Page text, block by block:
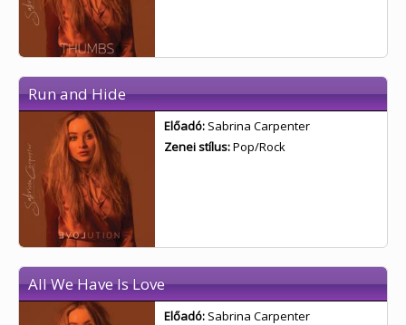
Run and Hide
Előadó: Sabrina Carpenter
Zenei stílus:Pop/Rock
All We Have Is Love
Előadó: Sabrina Carpenter